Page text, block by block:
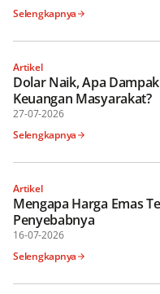
Selengkapnya
Artikel
Dolar Naik, Apa
Keuangan Masyarakat?
27-07-2026
Selengkapnya
Artikel
Mengapa Harga Emas
Penyebabnya
16-07-2026
Selengkapnya